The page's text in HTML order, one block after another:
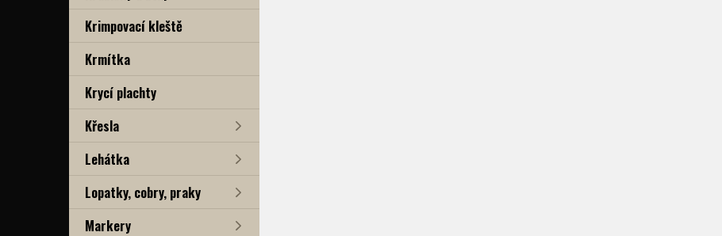
Krimpovací kleště
Krmítka
Krycí plachty
Křesla
Lehátka
Lopatky, cobry, praky
Markery